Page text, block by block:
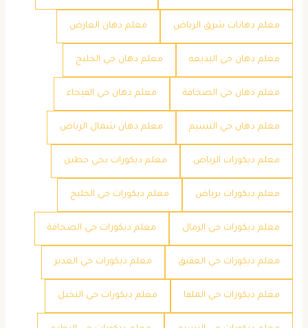
معلم دهانات شرق الرياض معلم دهان العارض
معلم دهان حي البديعه معلم دهان حي الخليج
معلم دهان حي الصحافة معلم دهان حي الفيحاء
معلم دهان حي النسيم معلم دهان شمال الرياض
معلم ديكورات الرياض معلم ديكورات بحي حطين
معلم ديكورات برياض معلم ديكورات حي الخليج
معلم ديكورات حي الرمال معلم ديكورات حي الصحافة
معلم ديكورات حي العقيق معلم ديكورات حي الغدير
معلم ديكورات حي الملقا معلم ديكورات حي النخيل